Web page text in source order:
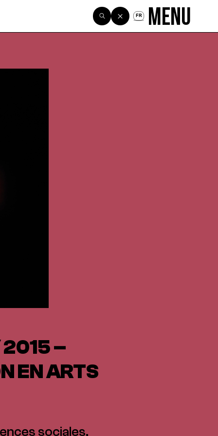
FR Menu
2015 –
EN ARTS
sociales,